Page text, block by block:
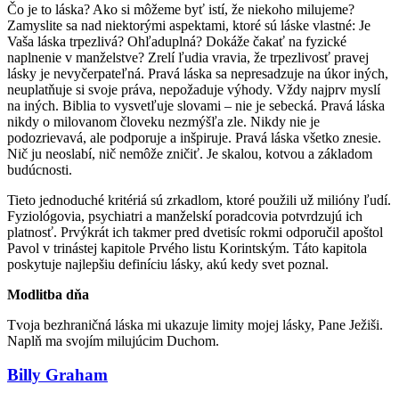
Čo je to láska? Ako si môžeme byť istí, že niekoho milujeme?
Zamyslite sa nad niektorými aspektami, ktoré sú láske vlastné: Je
Vaša láska trpezlivá? Ohľaduplná? Dokáže čakať na fyzické
naplnenie v manželstve? Zrelí ľudia vravia, že trpezlivosť pravej
lásky je nevyčerpateľná. Pravá láska sa nepresadzuje na úkor iných,
neuplatňuje si svoje práva, nepožaduje výhody. Vždy najprv myslí
na iných. Biblia to vysvetľuje slovami – nie je sebecká. Pravá láska
nikdy o milovanom človeku nezmýšľa zle. Nikdy nie je
podozrievavá, ale podporuje a inšpiruje. Pravá láska všetko znesie.
Nič ju neoslabí, nič nemôže zničiť. Je skalou, kotvou a základom
budúcnosti.
Tieto jednoduché kritériá sú zrkadlom, ktoré použili už milióny ľudí.
Fyziológovia, psychiatri a manželskí poradcovia potvrdzujú ich
platnosť. Prvýkrát ich takmer pred dvetisíc rokmi odporučil apoštol
Pavol v trinástej kapitole Prvého listu Korintským. Táto kapitola
poskytuje najlepšiu definíciu lásky, akú kedy svet poznal.
Modlitba dňa
Tvoja bezhraničná láska mi ukazuje limity mojej lásky, Pane Ježiši.
Naplň ma svojím milujúcim Duchom.
Billy Graham